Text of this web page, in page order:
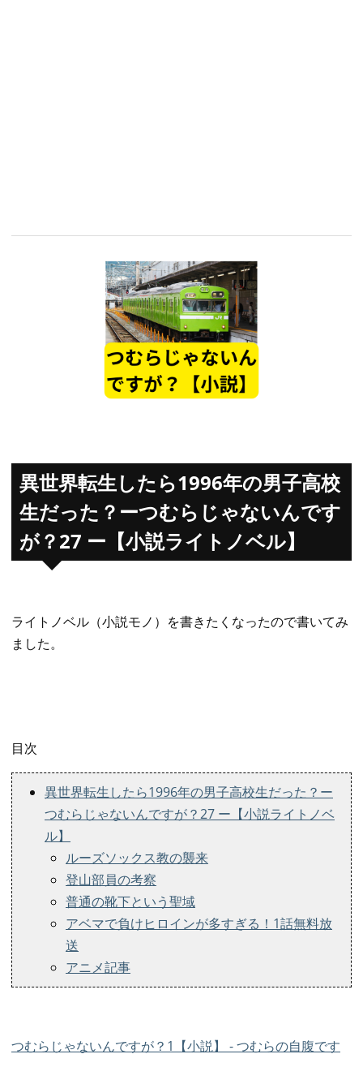
異世界転生したら1996年の男子高校
生だった？ーつむらじゃないんです
が？27 ー【小説ライトノベル】
ライトノベル（小説モノ）を書きたくなったので書いてみ
ました。
目次
異世界転生したら1996年の男子高校生だった？ー
つむらじゃないんですが？27 ー【小説ライトノベ
ル】
​ルーズソックス教の襲来
​登山部員の考察
​普通の靴下という聖域
アベマで負けヒロインが多すぎる！1話無料放
送
アニメ記事
つむらじゃないんですが？1【小説】 - つむらの自腹です